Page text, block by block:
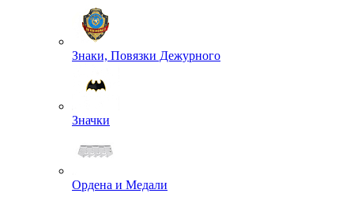
Знаки, Повязки Дежурного
Значки
Ордена и Медали